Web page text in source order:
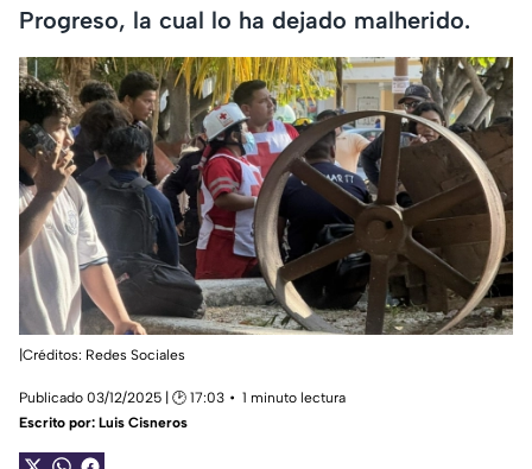
Progreso, la cual lo ha dejado malherido.
|Créditos: Redes Sociales
Publicado 03/12/2025 | 🕑 17:03
1 minuto lectura
Escrito por: Luis Cisneros